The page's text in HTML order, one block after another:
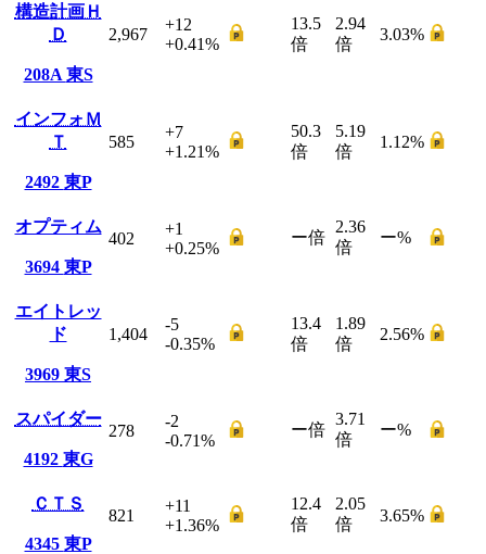
構造計画Ｈ
Ｄ
208A 東S
2,967
+12
+0.41%
13.5
倍
2.94
倍
3.03%
インフォＭ
Ｔ
2492 東P
585
+7
+1.21%
50.3
倍
5.19
倍
1.12%
オプティム
3694 東P
402
+1
+0.25%
ー倍
2.36
倍
ー%
エイトレッ
ド
3969 東S
1,404
-5
-0.35%
13.4
倍
1.89
倍
2.56%
スパイダー
4192 東G
278
-2
-0.71%
ー倍
3.71
倍
ー%
ＣＴＳ
4345 東P
821
+11
+1.36%
12.4
倍
2.05
倍
3.65%